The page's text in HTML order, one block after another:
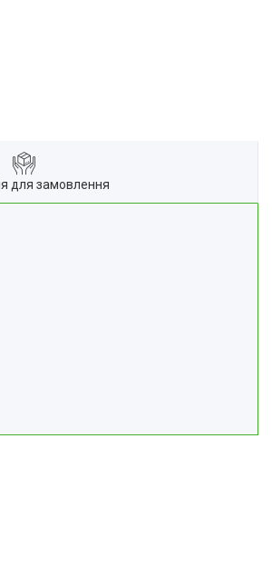
для замовлення